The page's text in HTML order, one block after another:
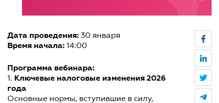
Дата проведения: 30 января
Время начала: 14:00
Программа вебинара:
1. Ключевые налоговые изменения 2026
года
Основные нормы, вступившие в силу,